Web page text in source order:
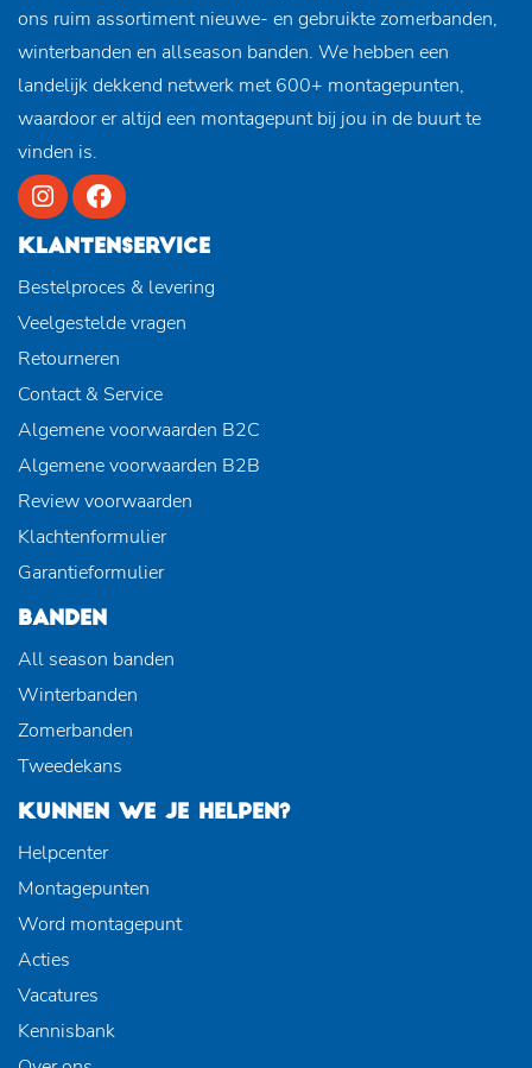
ons ruim assortiment nieuwe- en gebruikte zomerbanden,
winterbanden en allseason banden. We hebben een
landelijk dekkend netwerk met 600+ montagepunten,
waardoor er altijd een montagepunt bij jou in de buurt te
vinden is.
KLANTENSERVICE
Bestelproces & levering
Veelgestelde vragen
Retourneren
Contact & Service
Algemene voorwaarden B2C
Algemene voorwaarden B2B
Review voorwaarden
Klachtenformulier
Garantieformulier
BANDEN
All season banden
Winterbanden
Zomerbanden
Tweedekans
KUNNEN WE JE HELPEN?
Helpcenter
Montagepunten
Word montagepunt
Acties
Vacatures
Kennisbank